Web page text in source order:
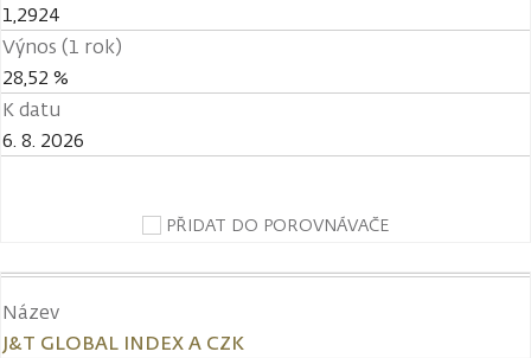
1,2924
Výnos (1 rok)
28,52 %
K datu
6. 8. 2026
PŘIDAT DO POROVNÁVAČE
Název
J&T GLOBAL INDEX A CZK